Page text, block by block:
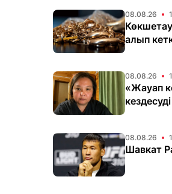
08.08.26
алып
08.08.26
«Жауап
08.08.26
Шавкат